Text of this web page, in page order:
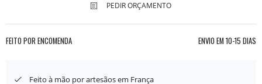
PEDIR ORÇAMENTO
FEITO POR ENCOMENDA ENVIO EM 10-15 DIAS
Feito à mão por artesãos em França